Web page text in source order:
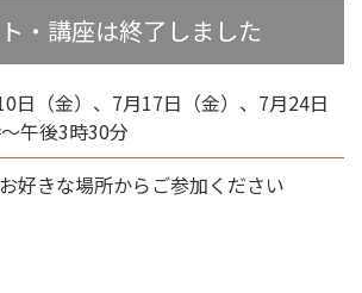
・講座は終了しました
日（金）、7月17日（金）、7月24日
午後3時30分
好きな場所からご参加ください